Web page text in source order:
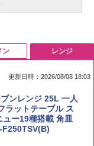
ンド米 精米 5kg
カ Nikka ウィスキ
ッカクリア ウヰス
ィスキー】 大容量
ン
り 85g×12個 日清
ップ麺
レンジ
更新日時：2026/08/08 18:03
ンレンジ 25L 一人
ラットテーブル ス
ー19種搭載 角皿
F250TSV(B)